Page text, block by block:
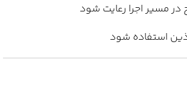
مسیر اجرا رعایت شود
استفاده شود